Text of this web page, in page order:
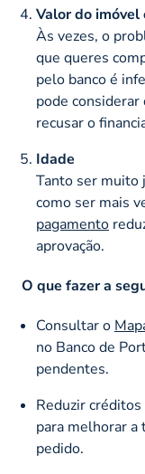
Valor do imóvel
Às vezes, o
que queres
pelo banco é
pode
recusar o
Idade
Tanto ser muito
como ser mais
pagamento
aprovação.
O que fazer a
Consultar o
no Banco de
pendentes.
Reduzir
para melhorar a
pedido.